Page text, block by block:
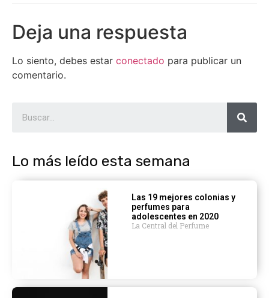
Deja una respuesta
Lo siento, debes estar conectado para publicar un
comentario.
Lo más leído esta semana
Las 19 mejores colonias y
perfumes para
adolescentes en 2020
La Central del Perfume